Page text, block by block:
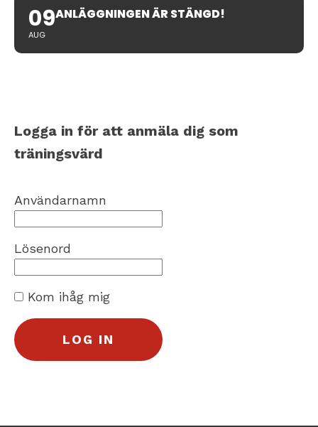
09
AUG
ANLÄGGNINGEN ÄR STÄNGD!
Logga in för att anmäla dig som
träningsvärd
Användarnamn
Lösenord
Kom ihåg mig